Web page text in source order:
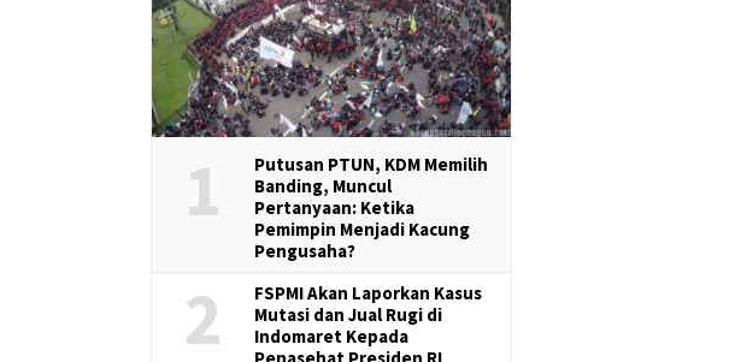
1
Putusan PTUN, KDM Memilih
Banding, Muncul
Pertanyaan: Ketika
Pemimpin Menjadi Kacung
Pengusaha?
2
FSPMI Akan Laporkan Kasus
Mutasi dan Jual Rugi di
Indomaret Kepada
Penasehat Presiden RI